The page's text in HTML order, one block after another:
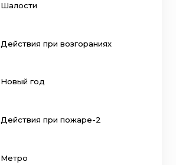
Шалости
Действия при возгораниях
Новый год
Действия при пожаре-2
Метро